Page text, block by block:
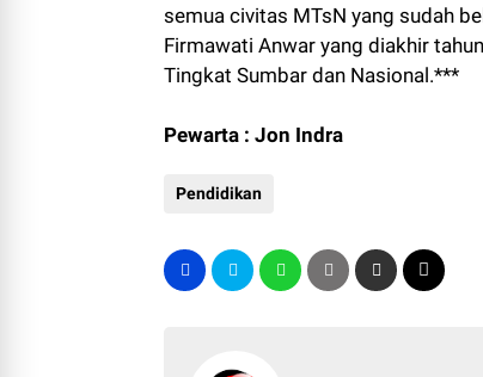
semua civitas MTsN yang sudah
Firmawati Anwar yang diakhir
Tingkat Sumbar dan Nasional.***
Pewarta : Jon Indra
Pendidikan